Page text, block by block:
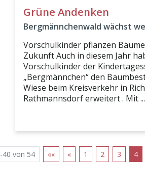
Grüne Andenken
Bergmännchenwald wächst
Vorschulkinder pflanzen
Zukunft Auch in diesem Jahr
Vorschulkinder der
„Bergmännchen“ den
Wiese beim Kreisverkehr in
Rathmannsdorf erweitert . Mit ...
40 von 54 «« « 1 2 3 4